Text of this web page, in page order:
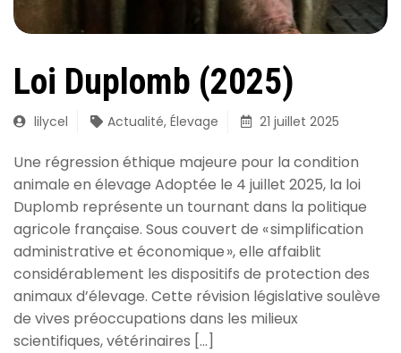
Loi Duplomb (2025)
lilycel Actualité, Élevage 21 juillet 2025
Une régression éthique majeure pour la condition
animale en élevage Adoptée le 4 juillet 2025, la loi
Duplomb représente un tournant dans la politique
agricole française. Sous couvert de « simplification
administrative et économique », elle affaiblit
considérablement les dispositifs de protection des
animaux d’élevage. Cette révision législative soulève
de vives préoccupations dans les milieux
scientifiques, vétérinaires […]